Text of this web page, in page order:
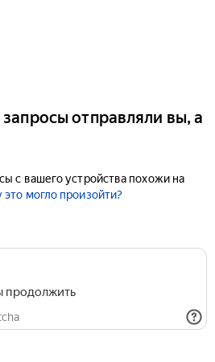
отправляли вы, а
с вашего устройства похожи на
могло произойти?
продолжить